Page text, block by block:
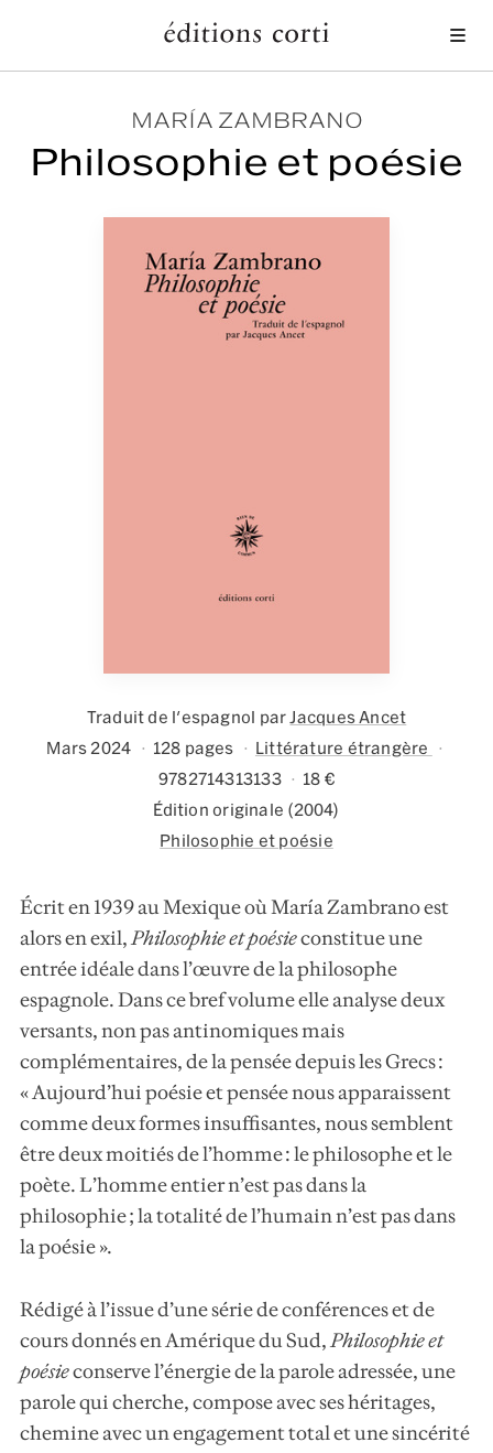
MARÍA ZAMBRANO
Philosophie et poésie
Traduit de l'espagnol par Jacques Ancet
Mars 2024
128 pages
Littérature étrangère
9782714313133
18 €
Édition originale (2004)
Philosophie et poésie
Écrit en 1939 au Mexique où María Zambrano est
alors en exil,Philosophie et poésieconstitue une
entrée idéale dans l’œuvre de la philosophe
espagnole. Dans ce bref volume elle analyse deux
versants, non pas antinomiques mais
complémentaires, de la pensée depuis les Grecs :
« Aujourd’hui poésie et pensée nous apparaissent
comme deux formes insuffisantes, nous semblent
être deux moitiés de l’homme : le philosophe et le
poète. L’homme entier n’est pas dans la
philosophie ; la totalité de l’humain n’est pas dans
la poésie ».
Rédigé à l’issue d’une série de conférences et de
cours donnés en Amérique du Sud,Philosophie et
poésieconserve l’énergie de la parole adressée, une
parole qui cherche, compose avec ses héritages,
chemine avec un engagement total et une sincérité